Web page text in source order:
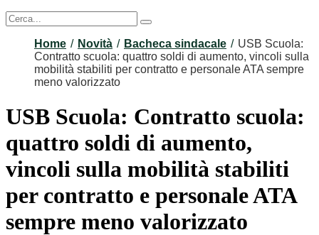
Home Novità Bacheca sindacale
USB Scuola:
Contratto scuola: quattro soldi di aumento, vincoli sulla
mobilità stabiliti per contratto e personale ATA sempre
meno valorizzato
USB Scuola: Contratto scuola:
quattro soldi di aumento,
vincoli sulla mobilità stabiliti
per contratto e personale ATA
sempre meno valorizzato